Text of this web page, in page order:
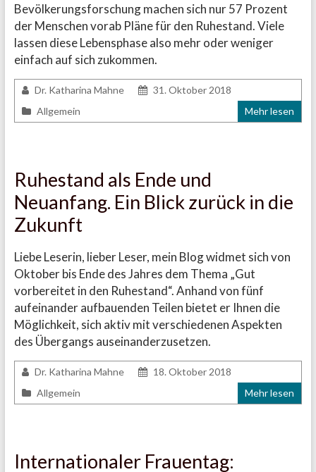
Bevölkerungsforschung machen sich nur 57 Prozent
der Menschen vorab Pläne für den Ruhestand. Viele
lassen diese Lebensphase also mehr oder weniger
einfach auf sich zukommen.
Dr. Katharina Mahne
31. Oktober 2018
Allgemein
Mehr lesen
Ruhestand als Ende und
Neuanfang. Ein Blick zurück in die
Zukunft
Liebe Leserin, lieber Leser, mein Blog widmet sich von
Oktober bis Ende des Jahres dem Thema „Gut
vorbereitet in den Ruhestand“. Anhand von fünf
aufeinander aufbauenden Teilen bietet er Ihnen die
Möglichkeit, sich aktiv mit verschiedenen Aspekten
des Übergangs auseinanderzusetzen.
Dr. Katharina Mahne
18. Oktober 2018
Allgemein
Mehr lesen
Internationaler Frauentag: